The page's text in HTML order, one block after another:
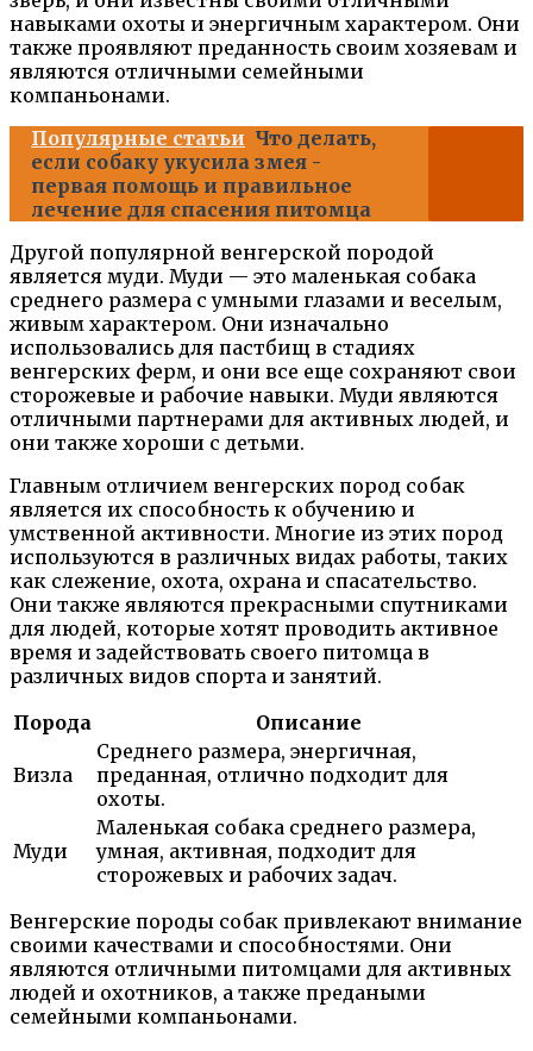
навыками охоты и энергичным характером. Они
также проявляют преданность своим хозяевам и
являются отличными семейными
компаньонами.
Популярные статьи Что делать,
если собаку укусила змея -
первая помощь и правильное
лечение для спасения питомца
Другой популярной венгерской породой
является муди. Муди — это маленькая собака
среднего размера с умными глазами и веселым,
живым характером. Они изначально
использовались для пастбищ в стадиях
венгерских ферм, и они все еще сохраняют свои
сторожевые и рабочие навыки. Муди являются
отличными партнерами для активных людей, и
они также хороши с детьми.
Главным отличием венгерских пород собак
является их способность к обучению и
умственной активности. Многие из этих пород
используются в различных видах работы, таких
как слежение, охота, охрана и спасательство.
Они также являются прекрасными спутниками
для людей, которые хотят проводить активное
время и задействовать своего питомца в
различных видов спорта и занятий.
Порода
Описание
Визла
Среднего размера, энергичная,
преданная, отлично подходит для
охоты.
Муди
Маленькая собака среднего размера,
умная, активная, подходит для
сторожевых и рабочих задач.
Венгерские породы собак привлекают внимание
своими качествами и способностями. Они
являются отличными питомцами для активных
людей и охотников, а также предаными
семейными компаньонами.